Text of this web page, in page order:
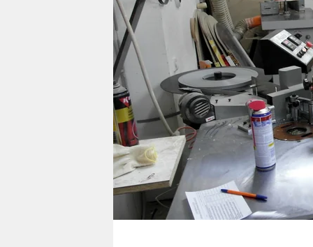
verlag
verlag
veranstaltungen
shop
fragen & hilfe
unterstützen
abo
genossenschaft